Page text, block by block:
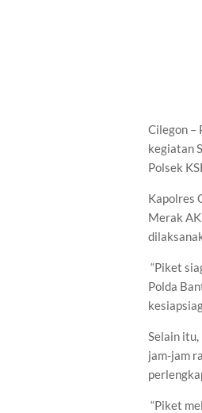
Cilegon –
kegiatan
Polsek
Kapolres
Merak
“Piket
Polda
Selain
jam-jam
“Piket